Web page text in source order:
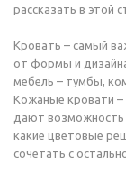
рассказать в этой
Кровать – самый
от формы и
мебель – тумбы,
Кожаные кровати –
дают возможность
какие цветовые
сочетать с